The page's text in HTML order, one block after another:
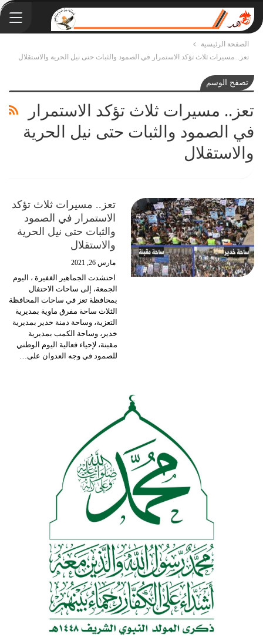
الصفحة الرئيسية
تعز.. مسيرات ثلاث تؤكد الاستمرار في الصمود والثبات حتى نيل الحرية والاستقلال
تصفح الوسم
تعز.. مسيرات ثلاث تؤكد الاستمرار
في الصمود والثبات حتى نيل الحرية
والاستقلال
تعز.. مسيرات ثلاث تؤكد
الاستمرار في الصمود
والثبات حتى نيل الحرية
والاستقلال
مارس 26, 2021
احتشدت الجماهير الغفيرة ، اليوم
الجمعة، إلى ساحات الاحتفال
بمحافظة تعز في ساحات المحافظة
الثلاث ساحة مفرق ماوية بمديرية
التعزية، وساحة دمنة خدير بمديرية
خدير، وساحة الكمب بمديرية
مقبنة، لإحياء فعالية اليوم الوطني
للصمود في وجه العدوان على…